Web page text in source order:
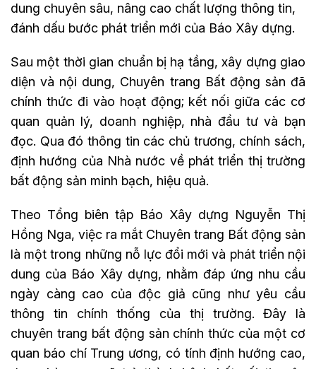
dung chuyên sâu, nâng cao chất lượng thông tin,
đánh dấu bước phát triển mới của Báo Xây dựng.
Sau một thời gian chuẩn bị hạ tầng, xây dựng giao
diện và nội dung, Chuyên trang Bất động sản đã
chính thức đi vào hoạt động; kết nối giữa các cơ
quan quản lý, doanh nghiệp, nhà đầu tư và bạn
đọc. Qua đó thông tin các chủ trương, chính sách,
định hướng của Nhà nước về phát triển thị trường
bất động sản minh bạch, hiệu quả.
Theo Tổng biên tập Báo Xây dựng Nguyễn Thị
Hồng Nga, việc ra mắt Chuyên trang Bất động sản
là một trong những nỗ lực đổi mới và phát triển nội
dung của Báo Xây dựng, nhằm đáp ứng nhu cầu
ngày càng cao của độc giả cũng như yêu cầu
thông tin chính thống của thị trường. Đây là
chuyên trang bất động sản chính thức của một cơ
quan báo chí Trung ương, có tính định hướng cao,